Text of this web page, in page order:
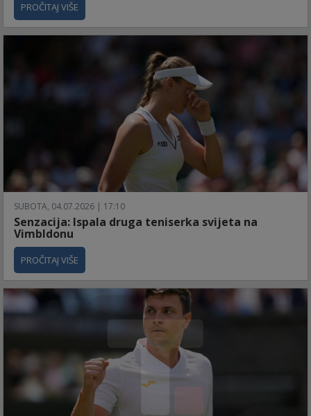
PROČITAJ VIŠE
SUBOTA, 04.07.2026 | 17:10
Senzacija: Ispala druga teniserka svijeta na
Vimbldonu
PROČITAJ VIŠE